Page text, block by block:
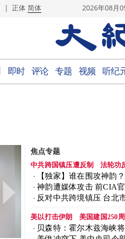
| 正体 简体 2026年08月
即时 评论 专题 视频 听纪
焦点专题
中共跨国镇压遭反制 法轮功
【独家】谁在围攻神韵
神韵遭媒体攻击 前CIA
反对中共跨境镇压 台北
美以打击伊朗 美国建国250
贝森特：霍尔木兹海峡